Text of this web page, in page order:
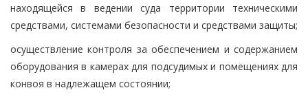
находящейся в ведении суда территории техническими
средствами, системами безопасности и средствами защиты;
осуществление контроля за обеспечением и содержанием
оборудования в камерах для подсудимых и помещениях для
конвоя в надлежащем состоянии;